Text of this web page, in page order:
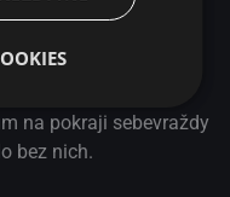
na pokraji sebevraždy
bez nich.